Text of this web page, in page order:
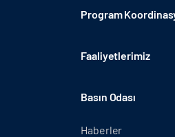
Program
Faaliyetlerimiz
Basın Odası
Haberler